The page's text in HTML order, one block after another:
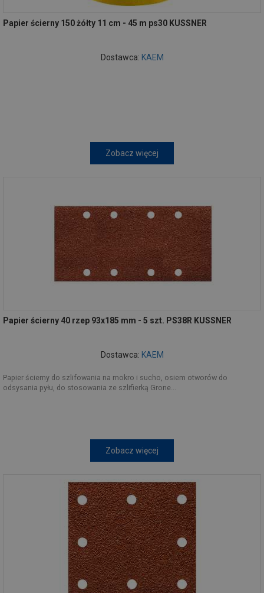
Papier ścierny 150 żółty 11 cm - 45 m ps30 KUSSNER
Dostawca: KAEM
Zobacz więcej
Papier ścierny 40 rzep 93x185 mm - 5 szt. PS38R KUSSNER
Dostawca: KAEM
Papier ścierny do szlifowania na mokro i sucho, osiem otworów do
odsysania pyłu, do stosowania ze szlifierką Grone...
Zobacz więcej